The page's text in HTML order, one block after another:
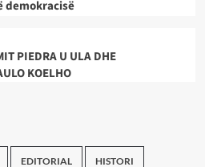
PIEDRA U ULA DHE
KOELHO
EDITORIAL HISTORI